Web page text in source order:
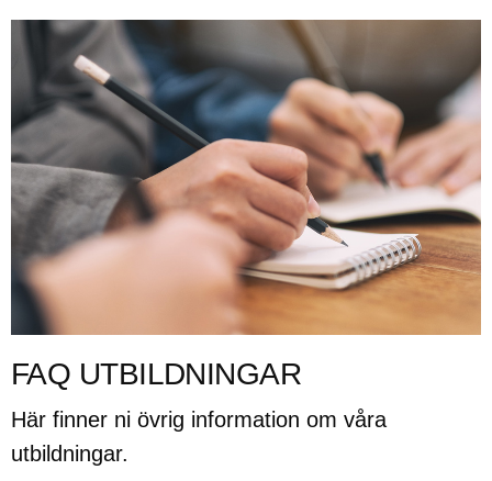
FAQ UTBILDNINGAR
Här finner ni övrig information om våra
utbildningar.